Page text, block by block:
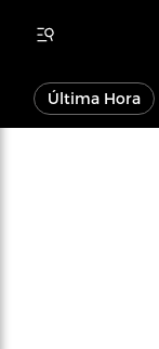
Última Hora